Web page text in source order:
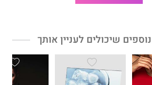
שיכולים לעניין אותך